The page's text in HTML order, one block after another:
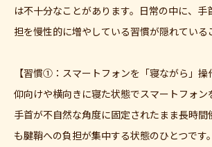
は不十分なことがあります。日常の中に、手
担を慢性的に増やしている習慣が隠れている
【習慣①：スマートフォンを「寝ながら」操
仰向けや横向きに寝た状態でスマートフォン
手首が不自然な角度に固定されたまま長時間
も腱鞘への負担が集中する状態のひとつです